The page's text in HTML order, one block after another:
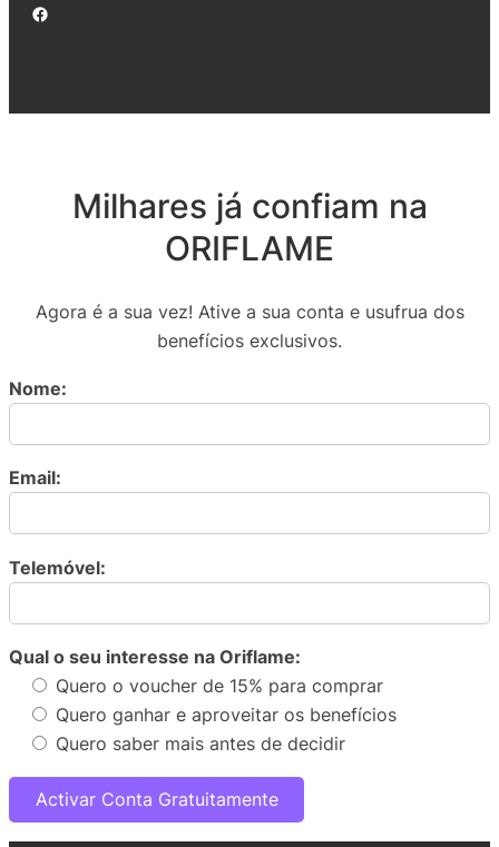
Facebook
Milhares já confiam na
ORIFLAME
Agora é a sua vez! Ative a sua conta e usufrua dos
benefícios exclusivos.
Nome:
Email:
Telemóvel:
Qual o seu interesse na Oriflame:
Quero o voucher de 15% para comprar
Quero ganhar e aproveitar os benefícios
Quero saber mais antes de decidir